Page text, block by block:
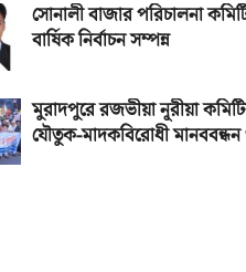
সোনালী বাজার পরিচালনা
বার্ষিক নির্বাচন সম্পন্ন
মুরাদপুরে রজভীয়া নূরীয়া
যৌতুক-মাদকবিরোধী মানববন্ধন